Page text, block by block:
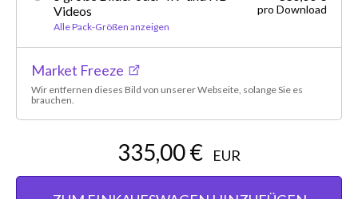
Videos
Alle Pack-Größen anzeigen
pro Download
Market Freeze
Wir entfernen dieses Bild von unserer Webseite, solange Sie es
brauchen.
335,00 € EUR